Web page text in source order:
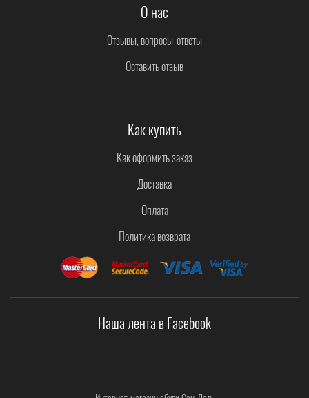
О нас
Отзывы, вопросы-ответы
Оставить отзыв
Как купить
Как оформить заказ
Доставка
Оплата
Политика возврата
Наша лента в Facebook